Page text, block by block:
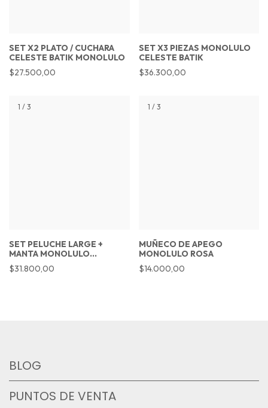
SET X2 PLATO / CUCHARA
CELESTE BATIK MONOLULO
$27.500,00
SET X3 PIEZAS MONOLULO
CELESTE BATIK
$36.300,00
1 / 3
SET PELUCHE LARGE +
MANTA MONOLULO
CELESTE
$31.800,00
1 / 3
MUÑECO DE APEGO
MONOLULO ROSA
$14.000,00
BLOG
PUNTOS DE VENTA